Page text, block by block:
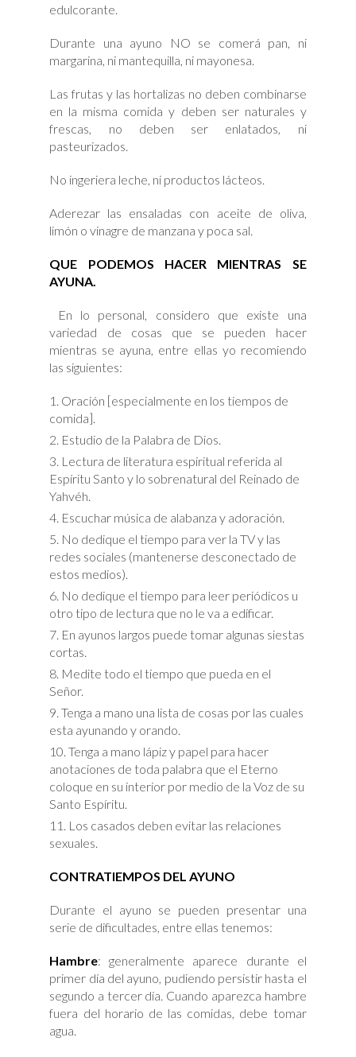
edulcorante.
Durante una ayuno NO se comerá pan, ni
margarina, ni mantequilla, ni mayonesa.
Las frutas y las hortalizas no deben combinarse
en la misma comida y deben ser naturales y
frescas, no deben ser enlatados, ni
pasteurizados.
No ingeriera leche, ni productos lácteos.
Aderezar las ensaladas con aceite de oliva,
limón o vinagre de manzana y poca sal.
QUE PODEMOS HACER MIENTRAS SE
AYUNA.
En lo personal, considero que existe una
variedad de cosas que se pueden hacer
mientras se ayuna, entre ellas yo recomiendo
las siguientes:
Oración [especialmente en los tiempos de
comida].
Estudio de la Palabra de Dios.
Lectura de literatura espiritual referida al
Espíritu Santo y lo sobrenatural del Reinado de
Yahvéh.
Escuchar música de alabanza y adoración.
No dedique el tiempo para ver la TV y las
redes sociales (mantenerse desconectado de
estos medios).
No dedique el tiempo para leer periódicos u
otro tipo de lectura que no le va a edificar.
En ayunos largos puede tomar algunas siestas
cortas.
Medite todo el tiempo que pueda en el
Señor.
Tenga a mano una lista de cosas por las cuales
esta ayunando y orando.
Tenga a mano lápiz y papel para hacer
anotaciones de toda palabra que el Eterno
coloque en su interior por medio de la Voz de su
Santo Espíritu.
Los casados deben evitar las relaciones
sexuales.
CONTRATIEMPOS DEL AYUNO
Durante el ayuno se pueden presentar una
serie de dificultades, entre ellas tenemos:
Hambre: generalmente aparece durante el
primer día del ayuno, pudiendo persistir hasta el
segundo a tercer día. Cuando aparezca hambre
fuera del horario de las comidas, debe tomar
agua.